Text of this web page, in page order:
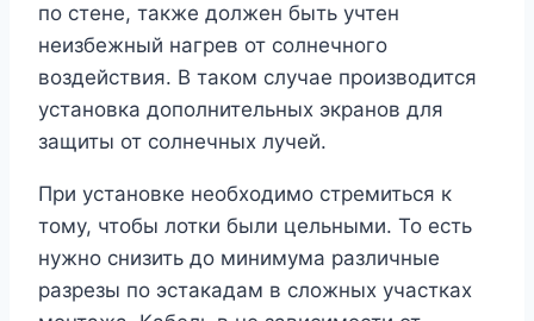
по стене, также должен быть учтен
неизбежный нагрев от солнечного
воздействия. В таком случае производится
установка дополнительных экранов для
защиты от солнечных лучей.
При установке необходимо стремиться к
тому, чтобы лотки были цельными. То есть
нужно снизить до минимума различные
разрезы по эстакадам в сложных участках